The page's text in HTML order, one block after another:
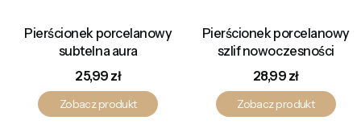
Pierścionek porcelanowy
subtelna aura
Cena
25,99 zł
Zobacz produkt
Pierścionek porcelanowy
szlif nowoczesności
Cena
28,99 zł
Zobacz produkt